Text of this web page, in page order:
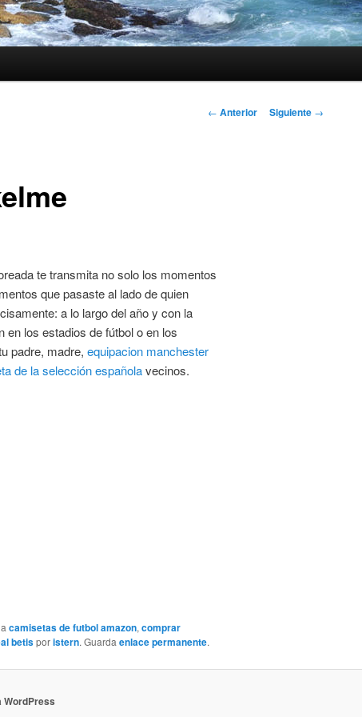
Navegación
← Anterior Siguiente →
te transmita no solo los momentos
que pasaste al lado de quien
a lo largo del año y con la
los estadios de fútbol o en los
padre, madre, equipacion manchester
de la selección españolavecinos.
camisetas de futbol amazon,comprar
betisporistern. Guardaenlace permanente.
WordPress